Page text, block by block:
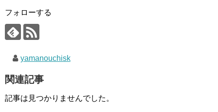
フォローする
yamanouchisk
関連記事
記事は見つかりませんでした。